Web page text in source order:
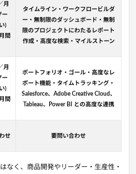
月
ー
)
間
タイムライン・ ワークフロービルダ
ー・無制限のダッシュボード・無制
限のプロジェクトにわたるレポート
作成・高度な検索・ マイルストーン
月
ー
)
間
ポートフォリオ・ゴール ・高度なレ
ポート機能・タイムトラッキング・
Salesforce、Adobe Creative Cloud、
Tableau、Power BI との高度な連携
せ 要問い合わせ
なく、商品開発やリーダー・生産性・